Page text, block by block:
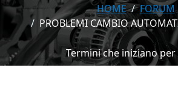
HOME
FORUM
PROBLEMI CAMBIO
Termini che iniziano per